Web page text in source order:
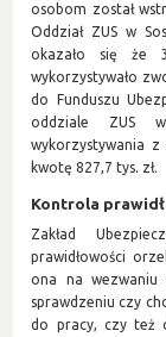
osobom został
Oddział ZUS w
okazało się że
wykorzystywało
do Funduszu
oddziale ZUS
wykorzystywania
kwotę 827,7 tys. zł.
Kontrola
Zakład
prawidłowości
ona na
sprawdzeniu czy
do pracy, czy też